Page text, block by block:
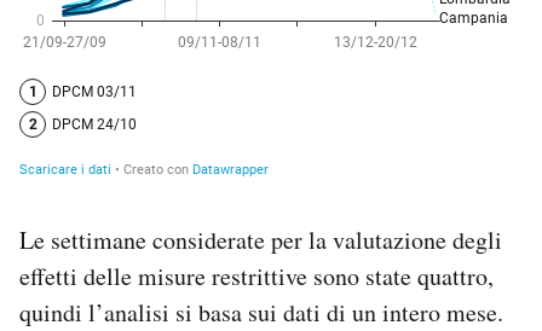
Le settimane considerate per la valutazione degli
effetti delle misure restrittive sono state quattro,
quindi l’analisi si basa sui dati di un intero mese.